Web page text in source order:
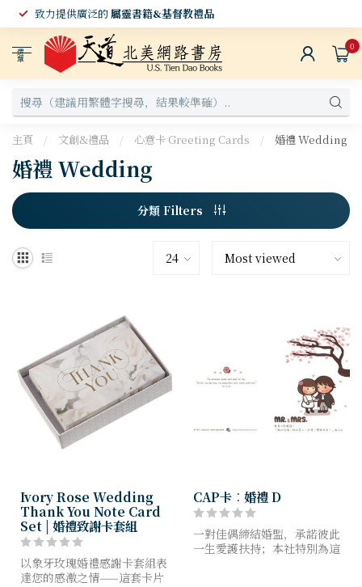
致力提供廣泛的屬靈書籍&基督教禮品
選
單
0
主頁 / 文創&禮品 / 心意卡 Greeting Cards / 婚禮 Wedding
婚禮 Wedding
分類 Filters
Ivory Rose Wedding
Thank You Note Card
Set | 婚禮致謝卡套組
以象牙玫瑰婚禮感謝卡套組表
達您的感激之情——這套卡片
CAP卡︰婚禮 D
一對佳偶締結婚盟，承諾彼此
一生愛護扶持；本社特別為這